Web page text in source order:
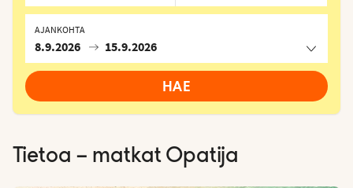
AJANKOHTA
8.9.2026 15.9.2026
HAE
Tietoa – matkat Opatija